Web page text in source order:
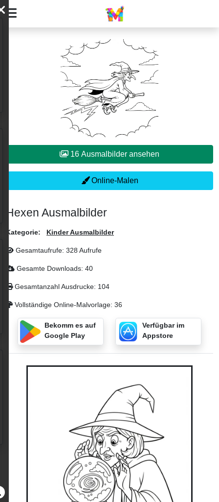
16 Ausmalbilder ansehen
Online-Malen
Hexen Ausmalbilder
Kategorie: Kinder Ausmalbilder
Gesamtaufrufe: 328 Aufrufe
Gesamte Downloads: 40
Gesamtanzahl Ausdrucke: 104
Vollständige Online-Malvorlage: 36
Bekomm es auf
Google Play
Verfügbar im
Appstore